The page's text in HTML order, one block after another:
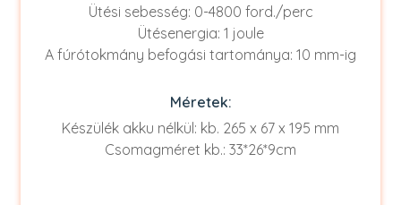
Ütési sebesség: 0-4800 ford./perc
Ütésenergia: 1 joule
A fúrótokmány befogási tartománya: 10 mm-ig
Méretek:
Készülék akku nélkül: kb. 265 x 67 x 195 mm
Csomagméret kb.: 33*26*9cm